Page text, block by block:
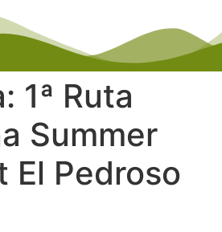
1ª Ruta
Summer
El Pedroso